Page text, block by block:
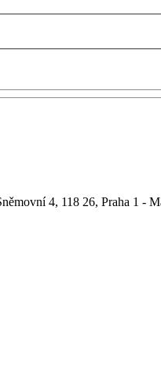
4, 118 26, Praha 1 -